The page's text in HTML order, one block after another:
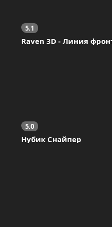
5.1
Raven 3D - Линия
5.0
Нубик Снайпер